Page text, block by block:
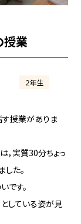
授業
２年生
す授業がありま
，実質30分ちょっ
た。
です。
している姿が見